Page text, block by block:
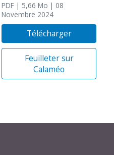
PDF | 5,66 Mo | 08
Novembre 2024
Télécharger
Feuilleter sur
Calaméo